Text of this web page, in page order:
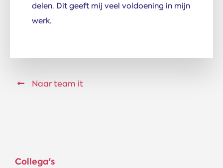
delen. Dit geeft mij veel voldoening in mijn
werk.
Naar team it
Collega's